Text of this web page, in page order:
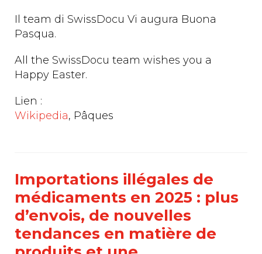
Il team di SwissDocu Vi augura Buona
Pasqua.
All the SwissDocu team wishes you a
Happy Easter.
Lien :
Wikipedia, Pâques
Importations illégales de
médicaments en 2025 : plus
d’envois, de nouvelles
tendances en matière de